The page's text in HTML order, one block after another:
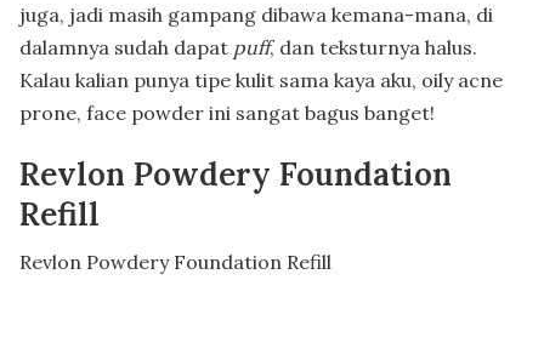
juga, jadi masih gampang dibawa kemana-mana, di
dalamnya sudah dapat puff, dan teksturnya halus.
Kalau kalian punya tipe kulit sama kaya aku, oily acne
prone, face powder ini sangat bagus banget!
Revlon Powdery Foundation
Refill
Revlon Powdery Foundation Refill